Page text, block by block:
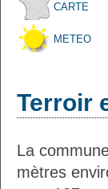
CARTE
METEO
Terroir
La
mètres